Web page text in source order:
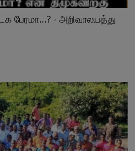
பேரமா...? - அறிவாலயத்து